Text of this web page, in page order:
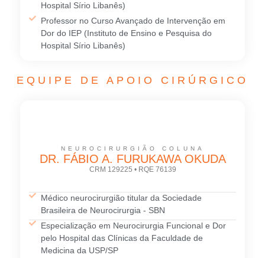
Hospital Sírio Libanês)
Professor no Curso Avançado de Intervenção em
Dor do IEP (Instituto de Ensino e Pesquisa do
Hospital Sírio Libanês)
EQUIPE DE APOIO CIRÚRGICO
NEUROCIRURGIÃO COLUNA
DR. FÁBIO A. FURUKAWA OKUDA
CRM 129225 • RQE 76139
Médico neurocirurgião titular da Sociedade
Brasileira de Neurocirurgia - SBN
Especialização em Neurocirurgia Funcional e Dor
pelo Hospital das Clínicas da Faculdade de
Medicina da USP/SP